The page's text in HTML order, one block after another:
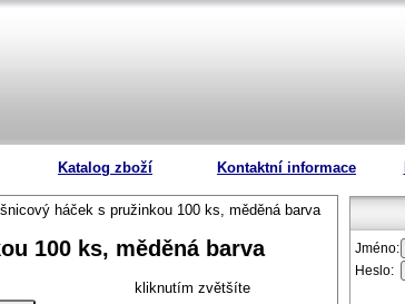
Katalog zboží Kontaktní informace
háček s pružinkou 100 ks, měděná barva
100 ks, měděná barva
kliknutím zvětšíte
Jméno:
Heslo: